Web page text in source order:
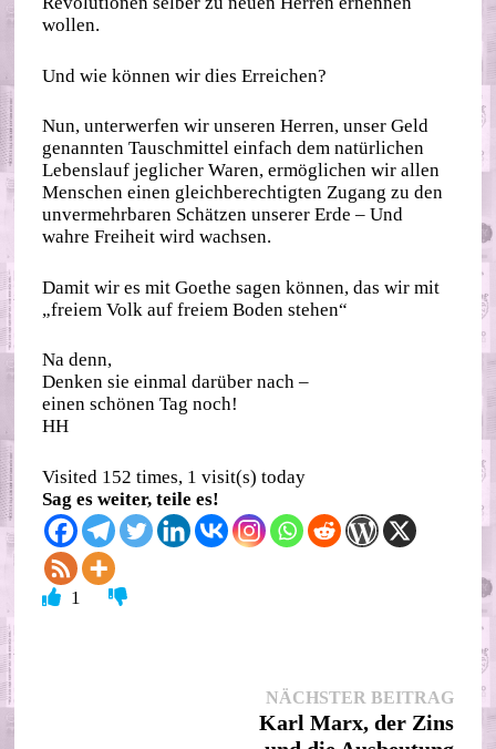
wollen.
Und wie können wir dies Erreichen?
Nun, unterwerfen wir unseren Herren, unser Geld
genannten Tauschmittel einfach dem natürlichen
Lebenslauf jeglicher Waren, ermöglichen wir allen
Menschen einen gleichberechtigten Zugang zu den
unvermehrbaren Schätzen unserer Erde – Und
wahre Freiheit wird wachsen.
Damit wir es mit Goethe sagen können, das wir mit
„freiem Volk auf freiem Boden stehen“
Na denn,
Denken sie einmal darüber nach –
einen schönen Tag noch!
HH
Visited 152 times, 1 visit(s) today
Sag es weiter, teile es!
1
Beitragsnavigation
NÄCHSTER BEITRAG
Karl Marx, der Zins